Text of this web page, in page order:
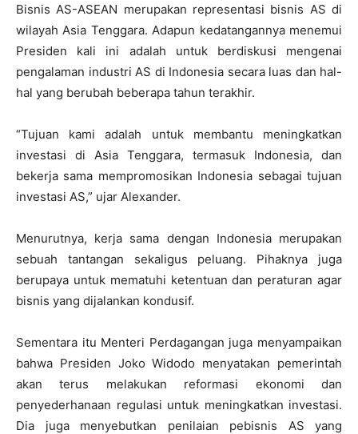
Bisnis AS-ASEAN merupakan representasi bisnis AS di
wilayah Asia Tenggara. Adapun kedatangannya menemui
Presiden kali ini adalah untuk berdiskusi mengenai
pengalaman industri AS di Indonesia secara luas dan hal-
hal yang berubah beberapa tahun terakhir.
“Tujuan kami adalah untuk membantu meningkatkan
investasi di Asia Tenggara, termasuk Indonesia, dan
bekerja sama mempromosikan Indonesia sebagai tujuan
investasi AS,” ujar Alexander.
Menurutnya, kerja sama dengan Indonesia merupakan
sebuah tantangan sekaligus peluang. Pihaknya juga
berupaya untuk mematuhi ketentuan dan peraturan agar
bisnis yang dijalankan kondusif.
Sementara itu Menteri Perdagangan juga menyampaikan
bahwa Presiden Joko Widodo menyatakan pemerintah
akan terus melakukan reformasi ekonomi dan
penyederhanaan regulasi untuk meningkatkan investasi.
Dia juga menyebutkan penilaian pebisnis AS yang